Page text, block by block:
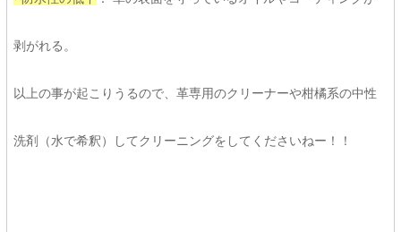
剥がれる。
以上の事が起こりうるので、革専用のクリーナーや柑橘系の中性
洗剤（水で希釈）してクリーニングをしてくださいねー！！